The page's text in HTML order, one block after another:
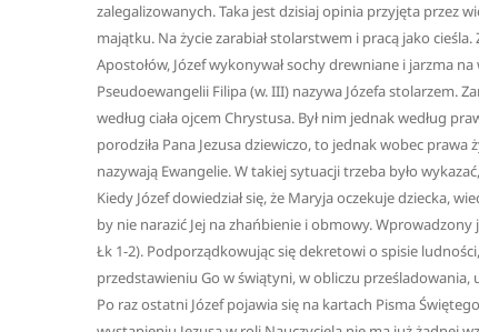
zalegalizowanych. Taka jest dzisiaj opinia przyjęta przez
majątku. Na życie zarabiał stolarstwem i pracą jako
Apostołów, Józef wykonywał sochy drewniane i jarzma
Pseudoewangelii Filipa (w. III) nazywa Józefa stolarzem.
według ciała ojcem Chrystusa. Był nim jednak według
porodziła Pana Jezusa dziewiczo, to jednak wobec prawa
nazywają Ewangelie. W takiej sytuacji trzeba było
Kiedy Józef dowiedział się, że Maryja oczekuje dziecka,
by nie narazić Jej na zhańbienie i obmowy.
Łk 1-2). Podporządkowując się dekretowi o spisie
przedstawieniu Go w świątyni, w obliczu
Po raz ostatni Józef pojawia się na kartach Pisma